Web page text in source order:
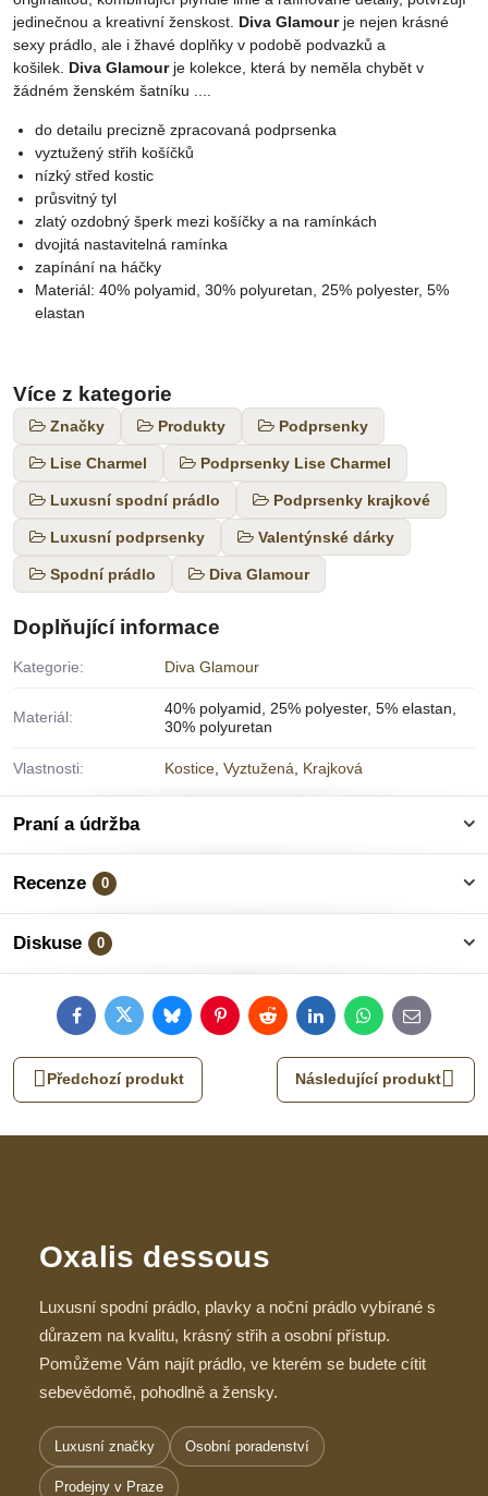
jedinečnou a kreativní ženskost. Diva Glamourje nejen krásné
sexy prádlo, ale i žhavé doplňky v podobě podvazků a
košilek. Diva Glamourje kolekce, která by neměla chybět v
žádném ženském šatníku ....
do detailu precizně zpracovaná podprsenka
vyztužený střih košíčků
nízký střed kostic
průsvitný tyl
zlatý ozdobný šperk mezi košíčky a na ramínkách
dvojitá nastavitelná ramínka
zapínání na háčky
Materiál: 40% polyamid, 30% polyuretan, 25% polyester, 5%
elastan
Více z kategorie
Značky Produkty Podprsenky
Lise Charmel Podprsenky Lise Charmel
Luxusní spodní prádlo Podprsenky krajkové
Luxusní podprsenky Valentýnské dárky
Spodní prádlo Diva Glamour
Doplňující informace
Kategorie: Diva Glamour
Materiál:
40% polyamid, 25% polyester, 5% elastan,
30% polyuretan
Vlastnosti: Kostice Vyztužená Krajková
Praní a údržba
Recenze 0
Diskuse 0
FacebookTwitterBlueskyPinterestRedditLinkedInWhatsApp
E-
mail
Předchozí produkt Následující produkt
Oxalis dessous
Luxusní spodní prádlo, plavky a noční prádlo vybírané s
důrazem na kvalitu, krásný střih a osobní přístup.
Pomůžeme Vám najít prádlo, ve kterém se budete cítit
sebevědomě, pohodlně a žensky.
Luxusní značky Osobní poradenství
Prodejny v Praze